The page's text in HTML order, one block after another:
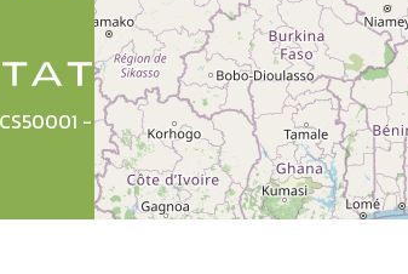
- 85036 LA ROCHE-SUR-YON CEDEX